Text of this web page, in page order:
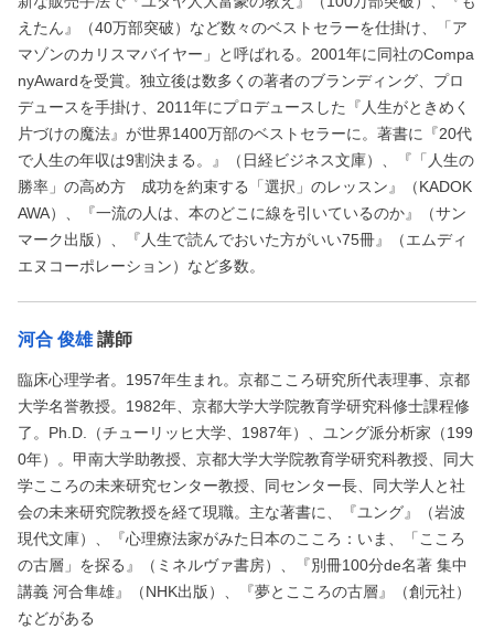
えたん』（40万部突破）など数々のベストセラーを仕掛け、「ア
マゾンのカリスマバイヤー」と呼ばれる。2001年に同社のCompa
nyAwardを受賞。独立後は数多くの著者のブランディング、プロ
デュースを手掛け、2011年にプロデュースした『人生がときめく
片づけの魔法』が世界1400万部のベストセラーに。著書に『20代
で人生の年収は9割決まる。』（日経ビジネス文庫）、『「人生の
勝率」の高め方 成功を約束する「選択」のレッスン』（KADOK
AWA）、『一流の人は、本のどこに線を引いているのか』（サン
マーク出版）、『人生で読んでおいた方がいい75冊』（エムディ
エヌコーポレーション）など多数。
河合 俊雄講師
臨床心理学者。1957年生まれ。京都こころ研究所代表理事、京都
大学名誉教授。1982年、京都大学大学院教育学研究科修士課程修
了。Ph.D.（チューリッヒ大学、1987年）、ユング派分析家（199
0年）。甲南大学助教授、京都大学大学院教育学研究科教授、同大
学こころの未来研究センター教授、同センター長、同大学人と社
会の未来研究院教授を経て現職。主な著書に、『ユング』（岩波
現代文庫）、『心理療法家がみた日本のこころ：いま、「こころ
の古層」を探る』（ミネルヴァ書房）、『別冊100分de名著 集中
講義 河合隼雄』（NHK出版）、『夢とこころの古層』（創元社）
などがある